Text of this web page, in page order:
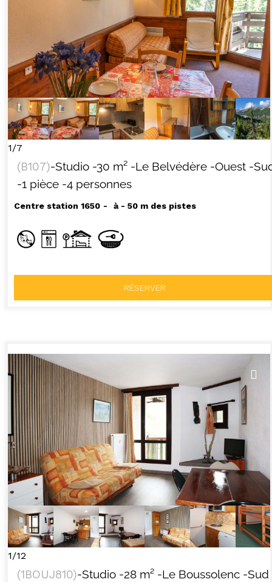
+33 (0)4 92 44 19 17
1/7
(B107)-Studio -30 m² -Le Belvédère -Ouest -
-1 pièce -4 personnes
Centre station 1650 à - 50 m des pistes
RÉSERVER
1/12
(1BOUJ810)-Studio -28 m² -Le Boussolenc -Sud